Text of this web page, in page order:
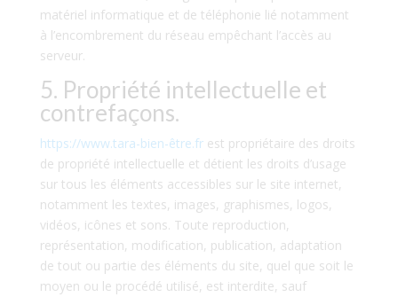
matériel informatique et de téléphonie lié notamment
à l’encombrement du réseau empêchant l’accès au
serveur.
5. Propriété intellectuelle et
contrefaçons.
https://www.tara-bien-être.frest propriétaire des droits
de propriété intellectuelle et détient les droits d’usage
sur tous les éléments accessibles sur le site internet,
notamment les textes, images, graphismes, logos,
vidéos, icônes et sons. Toute reproduction,
représentation, modification, publication, adaptation
de tout ou partie des éléments du site, quel que soit le
moyen ou le procédé utilisé, est interdite, sauf